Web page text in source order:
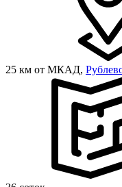
25 км от МКАД,